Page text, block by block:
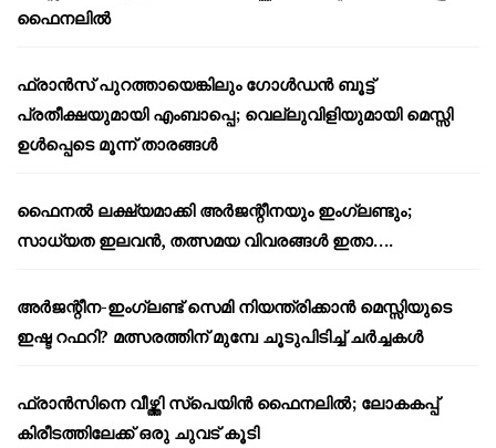
ഫൈനലിൽ
ഫ്രാൻസ് പുറത്തായെങ്കിലും ഗോൾഡൻ ബൂട്ട്
പ്രതീക്ഷയുമായി എംബാപ്പെ; വെല്ലുവിളിയുമായി മെസ്സി
ഉൾപ്പെടെ മൂന്ന് താരങ്ങൾ
ഫൈനൽ ലക്ഷ്യമാക്കി അർജന്റീനയും ഇംഗ്ലണ്ടും;
സാധ്യത ഇലവൻ, തത്സമയ വിവരങ്ങൾ ഇതാ….
അർജന്റീന-ഇംഗ്ലണ്ട് സെമി നിയന്ത്രിക്കാൻ മെസ്സിയുടെ
ഇഷ്ട റഫറി? മത്സരത്തിന് മുമ്പേ ചൂടുപിടിച്ച് ചർച്ചകൾ
ഫ്രാൻസിനെ വീഴ്ത്തി സ്പെയിൻ ഫൈനലിൽ; ലോകകപ്പ്
കിരീടത്തിലേക്ക് ഒരു ചുവട് കൂടി